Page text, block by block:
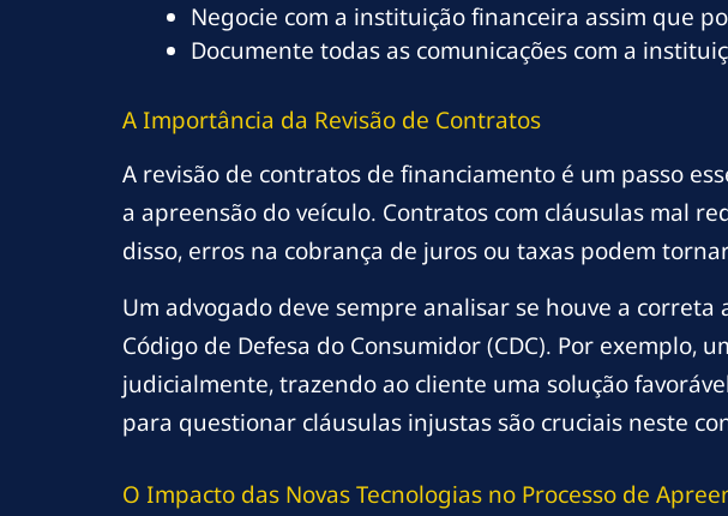
Negocie com a instituição financeira assim que
Documente todas as comunicações com a
A Importância da Revisão de Contratos
A revisão de contratos de financiamento é um passo
a apreensão do veículo. Contratos com cláusulas mal
disso, erros na cobrança de juros ou taxas podem
Um advogado deve sempre analisar se houve a
Código de Defesa do Consumidor (CDC). Por exemplo,
judicialmente, trazendo ao cliente uma solução
para questionar cláusulas injustas são cruciais neste
O Impacto das Novas Tecnologias no Processo de